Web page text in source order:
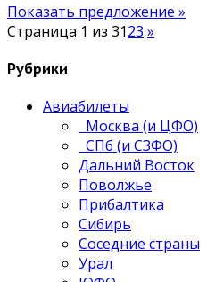
Показать предложение »
Страница 1 из 3123 »
Рубрики
Авиабилеты
Москва (и ЦФО)
СПб (и СЗФО)
Дальний Восток
Поволжье
Прибалтика
Сибирь
Соседние страны
Урал